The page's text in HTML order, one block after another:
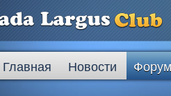
Главная Новости Форум